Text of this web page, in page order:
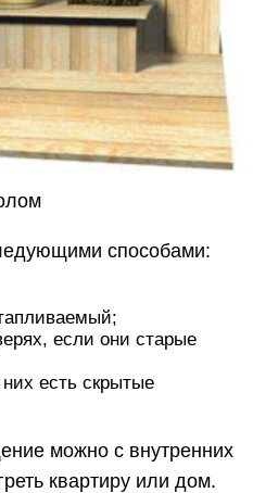
способами:
если они старые
есть скрытые
можно с внутренних
квартиру или дом.